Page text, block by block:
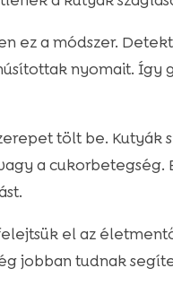
ez a módszer.
nyomait. Így
tölt be. Kutyák
a cukorbetegség.
el az
jobban tudnak